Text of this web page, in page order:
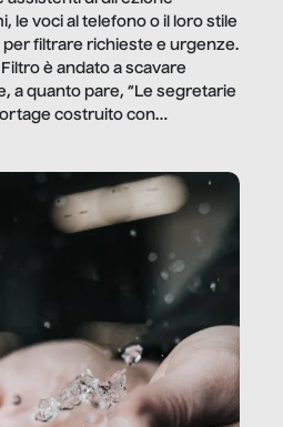
le voci al telefono o il loro stile
filtrare richieste e urgenze.
Filtro è andato a scavare
a quanto pare, “Le segretarie
costruito con